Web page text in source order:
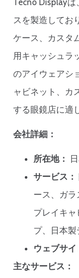
スを製造してお
ケース、カスタ
用キャッシュラ
のアイウェアシ
ャビネット、カ
する眼鏡店に適
会社詳細：
所在地：
サービス：
ース、ガ
プレイキ
プ、日本製
ウェブサイ
主なサービス：